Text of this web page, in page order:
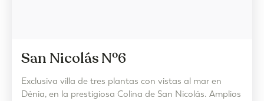
San Nicolás Nº6
Exclusiva villa de tres plantas con vistas al mar en
Dénia, en la prestigiosa Colina de San Nicolás. Amplios